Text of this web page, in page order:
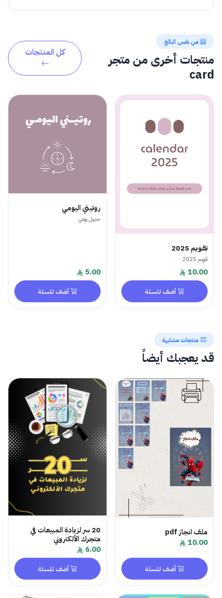
من نفس البائع
منتجات أخرى من متجر
card
كل المنتجات
تقـويم 2025
تقويم 2025
10.00
أضف للسلة
روتيني اليومي
جدول يومي
5.00
أضف للسلة
منتجات مشابهة
قد يعجبك أيضاً
ملف انجاز pdf
10.00
أضف للسلة
20 سر لزيادة المبيعات في
متجرك الألكتروني
6.00
أضف للسلة